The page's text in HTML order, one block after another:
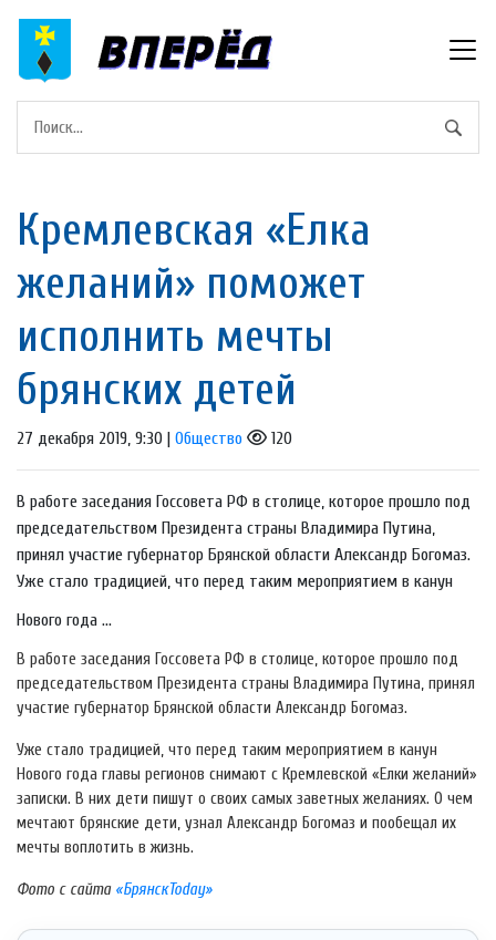
Кремлевская «Елка
желаний» поможет
исполнить мечты
брянских детей
27 декабря 2019, 9:30 | Общество 120
В работе заседания Госсовета РФ в столице, которое прошло под
председательством Президента страны Владимира Путина,
принял участие губернатор Брянской области Александр Богомаз.
Уже стало традицией, что перед таким мероприятием в канун
Нового года ...
В работе заседания Госсовета РФ в столице, которое прошло под
председательством Президента страны Владимира Путина, принял
участие губернатор Брянской области Александр Богомаз.
Уже стало традицией, что перед таким мероприятием в канун
Нового года главы регионов снимают с Кремлевской «Елки желаний»
записки. В них дети пишут о своих самых заветных желаниях. О чем
мечтают брянские дети, узнал Александр Богомаз и пообещал их
мечты воплотить в жизнь.
Фото с сайта «БрянскToday»